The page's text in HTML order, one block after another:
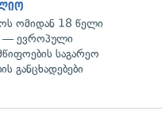
ომიდან 18 წელი
— ევროპული
საგარეო
განცხადებები